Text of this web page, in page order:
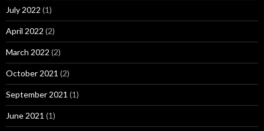
July 2022 (1)
April 2022 (2)
March 2022 (2)
October 2021 (2)
September 2021 (1)
June 2021 (1)